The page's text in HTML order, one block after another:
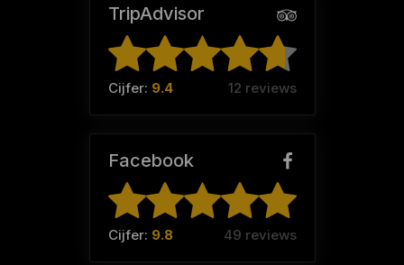
TripAdvisor
Cijfer: 9.4 12 reviews
Facebook
Cijfer: 9.8 49 reviews